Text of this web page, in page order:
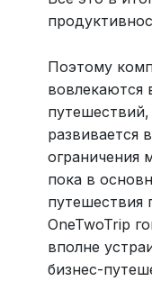
Поэтому
вовлекаются
развивается
ограничения
пока в
путешествия
OneTwoTrip
вполне
бизнес-